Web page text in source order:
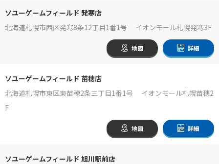
ソユーゲームフィールド 発寒店
北海道札幌市西区発寒8条12丁目1番1号 イオンモール札幌発寒3F
地図 詳細
ソユーゲームフィールド 苗穂店
北海道札幌市東区東苗穂2条三丁目1番1号 イオンモール札幌苗穂2
F
地図 詳細
ソユーゲームフィールド 旭川駅前店